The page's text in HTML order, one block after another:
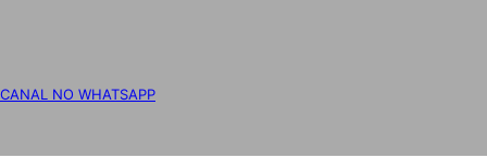
CANAL NO WHATSAPP